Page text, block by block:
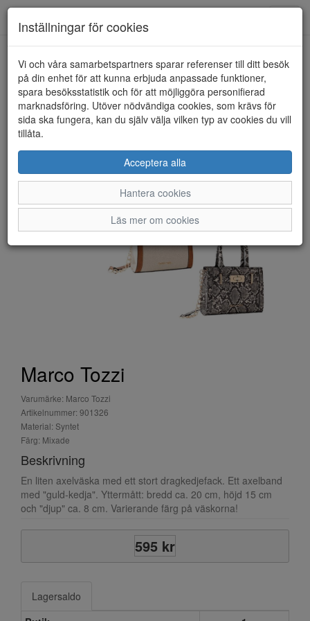
HEM MARCO TOZZI
Marco Tozzi
Varumärke: Marco Tozzi
Artikelnummer: 901326
Material: Syntet
Färg: Mixade
Beskrivning
En liten axelväska med ett stort dragkedjefack. Ett axelband
med "guld-kedja". Yttermått: bredd ca. 20 cm, höjd 15 cm
och "djup" ca. 8 cm. Varierande färg på väskorna!
595 kr
Lagersaldo
Inställningar för cookies
Vi och våra samarbetspartners sparar referenser till ditt besök
på din enhet för att kunna erbjuda anpassade funktioner,
spara besöksstatistik och för att möjliggöra personifierad
marknadsföring. Utöver nödvändiga cookies, som krävs för
sida ska fungera, kan du själv välja vilken typ av cookies du vill
tillåta.
Acceptera alla
Hantera cookies
Läs mer om cookies